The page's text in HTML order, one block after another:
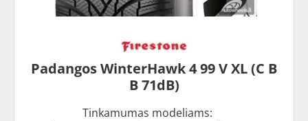
Padangos WinterHawk 4 99 V XL (C B
B 71dB)
Tinkamumas modeliams: